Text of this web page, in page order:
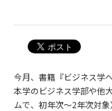
今月、書籍『ビジネス学
本学のビジネス学部や他
ムで、初年次～2年次対